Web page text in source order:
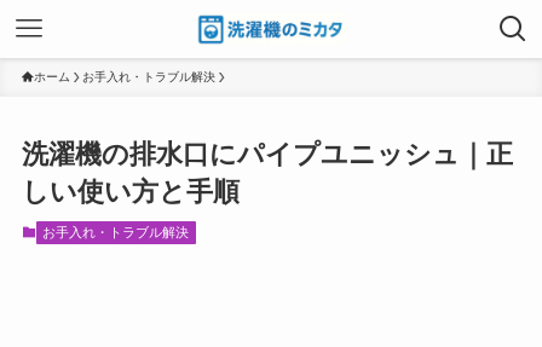
ホーム お手入れ・トラブル解決
洗濯機の排水口にパイプユニッシュ｜正
しい使い方と手順
お手入れ・トラブル解決